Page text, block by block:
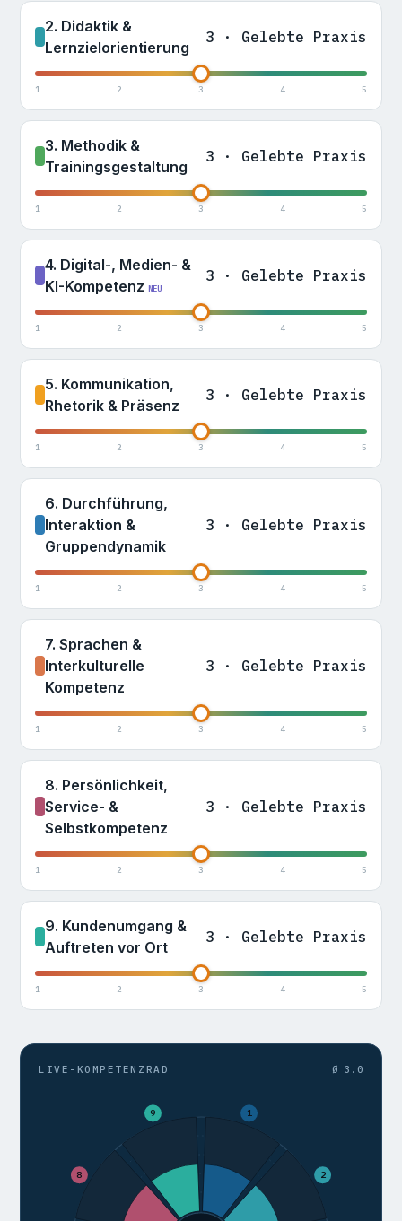
2. Didaktik &
Lernzielorientierung
3 · Gelebte Praxis
1 2 3 4 5
3. Methodik &
Trainingsgestaltung
3 · Gelebte Praxis
1 2 3 4 5
4. Digital-, Medien- &
KI-Kompetenz NEU
3 · Gelebte Praxis
1 2 3 4 5
5. Kommunikation,
Rhetorik & Präsenz
3 · Gelebte Praxis
1 2 3 4 5
6. Durchführung,
Interaktion &
Gruppendynamik
3 · Gelebte Praxis
1 2 3 4 5
7. Sprachen &
Interkulturelle
Kompetenz
3 · Gelebte Praxis
1 2 3 4 5
8. Persönlichkeit,
Service- &
Selbstkompetenz
3 · Gelebte Praxis
1 2 3 4 5
9. Kundenumgang &
Auftreten vor Ort
3 · Gelebte Praxis
1 2 3 4 5
LIVE-KOMPETENZRAD Ø 3.0
1
2
8
9